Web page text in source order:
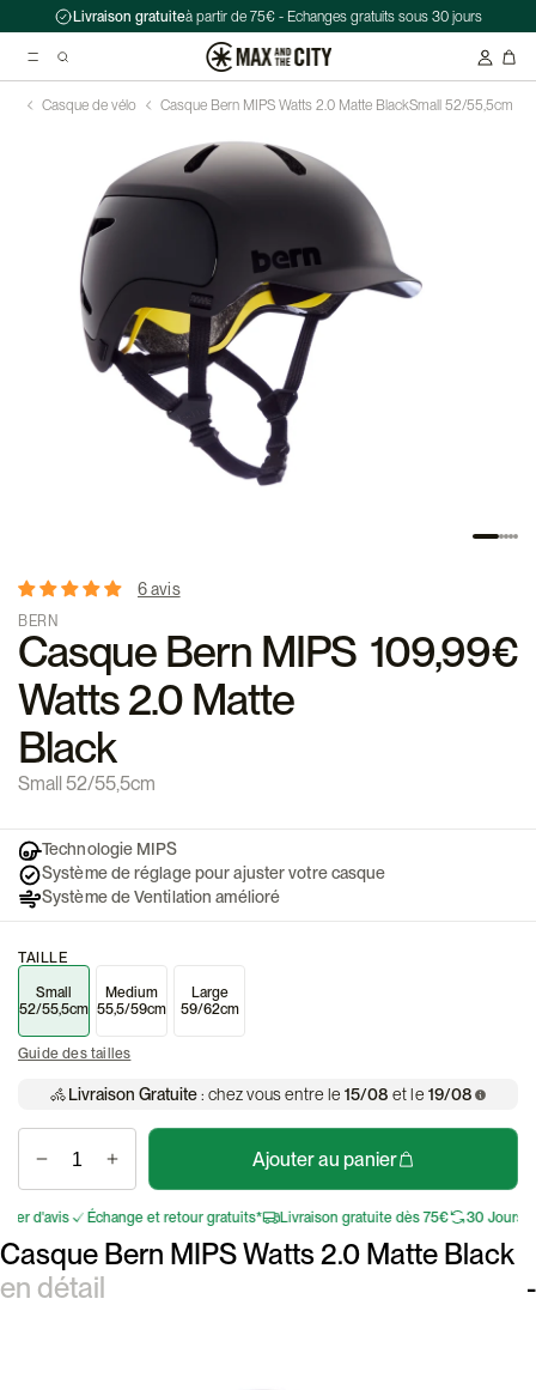
Livraison gratuiteà partir de 75€ - Echanges gratuits sous 30 jours
Recherche suggérées
Antivol chaîne Kryptonite Evolution Series 4 1090 - 90 cm
Casque Abus HUD-Y ACE
Double sacoche Porte-Bagage - Ortlieb - Back-Roller Classic
Casque de vélo Casque Bern MIPS Watts 2.0 Matte BlackSmall 52/55,5cm
6 avis
BERN
Casque Bern MIPS
Watts 2.0 Matte
Black
Small 52/55,5cm
109,99€
Technologie MIPS
Système de réglage pour ajuster votre casque
Système de Ventilation amélioré
TAILLE
Small
52/55,5cm
Medium
55,5/59cm
Large
59/62cm
Guide des tailles
Livraison Gratuite: chez vous entre le 15/08et le 19/08
Ajouter au panier
d'avis Échange et retour gratuits* Livraison gratuite dès 75€ 30 Jours pour
Casque Bern MIPS Watts 2.0 Matte Black
en détail